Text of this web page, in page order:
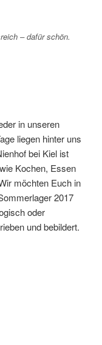
– dafür schön.
in unseren
liegen hinter uns
bei Kiel ist
Kochen, Essen
möchten Euch in
2017
oder
und bebildert.